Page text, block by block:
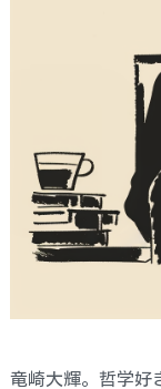
竜崎大輝。哲学